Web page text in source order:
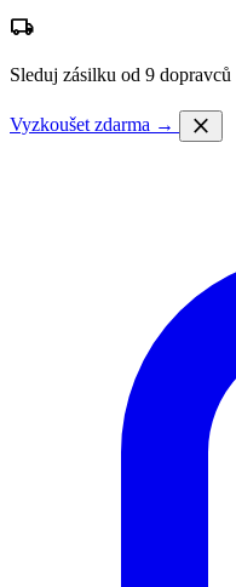
local_shipping
Sleduj zásilku od 9 dopravců
Vyzkoušet zdarma → close